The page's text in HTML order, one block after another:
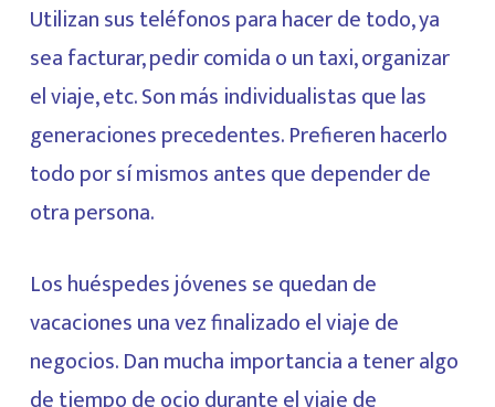
Utilizan sus teléfonos para hacer de todo, ya
sea facturar, pedir comida o un taxi, organizar
el viaje, etc. Son más individualistas que las
generaciones precedentes. Prefieren hacerlo
todo por sí mismos antes que depender de
otra persona.
Los huéspedes jóvenes se quedan de
vacaciones una vez finalizado el viaje de
negocios. Dan mucha importancia a tener algo